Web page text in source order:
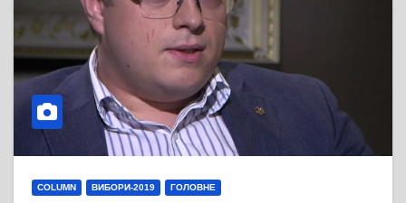
COLUMN ВИБОРИ-2019 ГОЛОВНЕ